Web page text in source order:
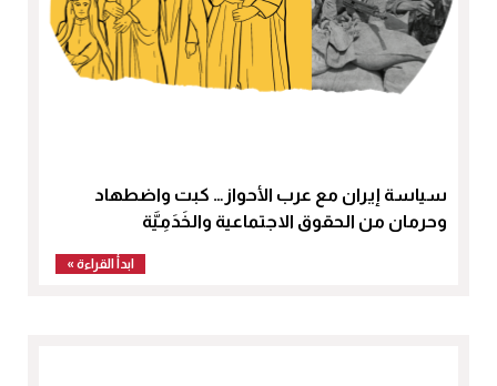
سياسة إيران مع عرب الأحواز… كبت واضطهاد
وحرمان من الحقوق الاجتماعية والخَدَمِيَّة
ابدأ القراءة »